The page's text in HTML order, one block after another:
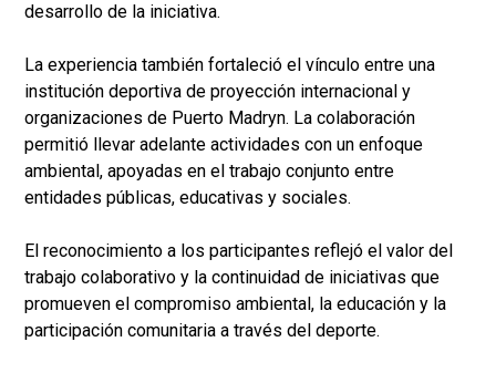
desarrollo de la iniciativa.
La experiencia también fortaleció el vínculo entre una
institución deportiva de proyección internacional y
organizaciones de Puerto Madryn. La colaboración
permitió llevar adelante actividades con un enfoque
ambiental, apoyadas en el trabajo conjunto entre
entidades públicas, educativas y sociales.
El reconocimiento a los participantes reflejó el valor del
trabajo colaborativo y la continuidad de iniciativas que
promueven el compromiso ambiental, la educación y la
participación comunitaria a través del deporte.